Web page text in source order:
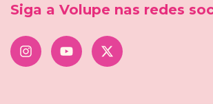
Siga a Volupe nas redes